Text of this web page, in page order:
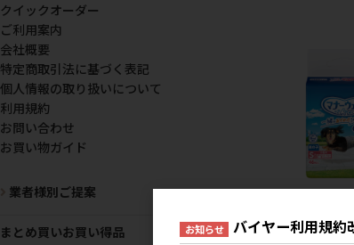
マナーウェア
ズ 2種のデザイ
クイックオーダー
ご利用案内
会社概要
特定商取引法に基づく表記
個人情報の取り扱いについて
利用規約
お問い合わせ
お買い物ガイド
業者様別ご提案
まとめ買いお買い得品 お知らせ バイヤー利用規約